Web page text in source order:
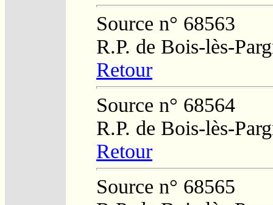
Source n° 68563
R.P. de Bois-lès-
Retour
Source n° 68564
R.P. de Bois-lès-
Retour
Source n° 68565